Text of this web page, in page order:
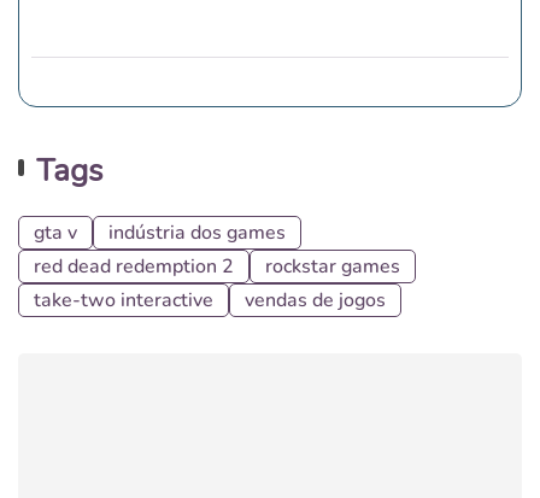
Tags
gta v
indústria dos games
red dead redemption 2
rockstar games
take-two interactive
vendas de jogos